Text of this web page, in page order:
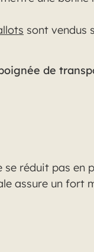
sont vendus
de
se réduit pas en
assure un fort